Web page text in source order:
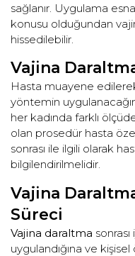
sağlanır. Uygulama
konusu olduğundan
hissedilebilir.
Vajina
Hasta muayene
yöntemin
her kadında farklı
olan prosedür hasta
sonrası ile ilgili olarak
bilgilendirilmelidir.
Vajina
Süreci
Vajina daraltma
uygulandığına ve